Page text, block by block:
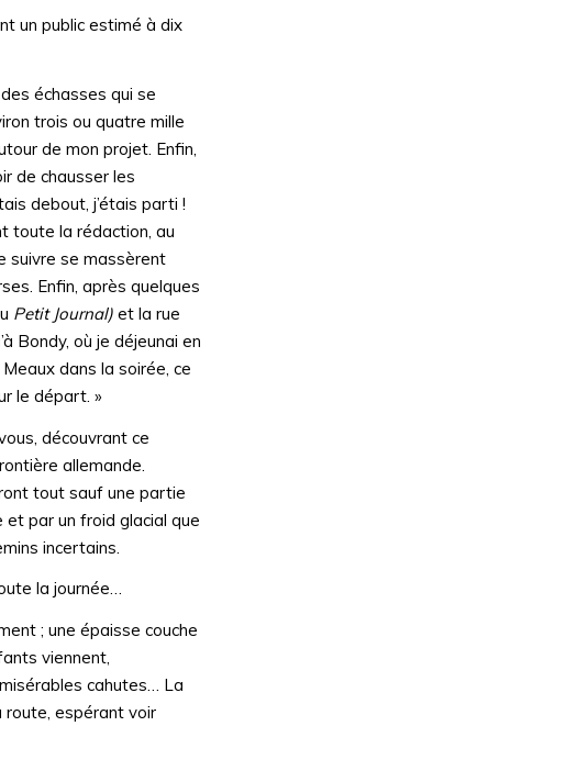
un public estimé à dix
échasses qui se
trois ou quatre mille
de mon projet. Enfin,
de chausser les
debout, j’étais parti !
toute la rédaction, au
suivre se massèrent
Enfin, après quelques
Petit Journal) et la rue
Bondy, où je déjeunai en
dans la soirée, ce
le départ. »
découvrant ce
allemande.
tout sauf une partie
et par un froid glacial que
incertains.
la journée…
; une épaisse couche
viennent,
cahutes… La
route, espérant voir